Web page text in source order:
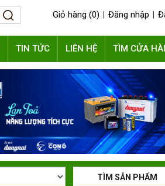
Giỏ hàng (0) Đăng nhập
TIN TỨC LIÊN HỆ TÌM CỬA
TÌM SẢN PHẨM